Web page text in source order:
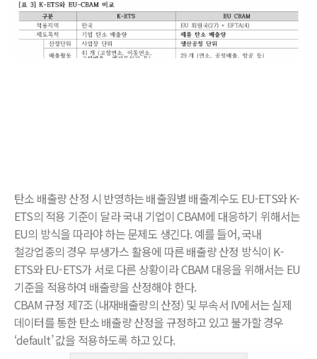
탄소 배출량 산정 시 반영하는 배출원별 배출계수도 EU-ETS와 K-
ETS의 적용 기준이 달라 국내 기업이 CBAM에 대응하기 위해서는
EU의 방식을 따라야 하는 문제도 생긴다. 예를 들어, 국내
철강업종의 경우 부생가스 활용에 따른 배출량 산정 방식이 K-
ETS와 EU-ETS가 서로 다른 상황이라 CBAM 대응을 위해서는 EU
기준을 적용하여 배출량을 산정해야 한다.
CBAM 규정 제7조 (내재배출량의 산정) 및 부속서 IV에서는 실제
데이터를 통한 탄소 배출량 산정을 규정하고 있고 불가할 경우
‘default’ 값을 적용하도록 하고 있다.